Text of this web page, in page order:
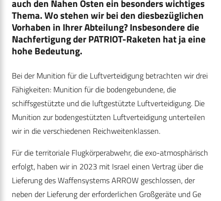
auch den Nahen Osten ein besonders wichtiges
Thema. Wo stehen wir bei den diesbezüglichen
Vorhaben in Ihrer Abteilung? Insbesondere die
Nachfertigung der PATRIOT-Raketen hat ja eine
hohe Bedeutung.
Bei der Munition für die Luftverteidigung betrachten wir drei
Fähigkeiten: Munition für die bodengebundene, die
schiffsgestützte und die luftgestützte Luftverteidigung. Die
Munition zur bodengestützten Luftverteidigung unterteilen
wir in die verschiedenen Reichweitenklassen.
Für die territoriale Flugkörperabwehr, die exo-atmosphärisch
erfolgt, haben wir in 2023 mit Israel einen Vertrag über die
Lieferung des Waffensystems ARROW geschlossen, der
neben der Lieferung der erforderlichen Großgeräte und Ge